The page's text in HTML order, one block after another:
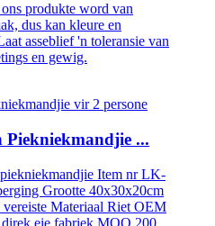
produkte word van
dus kan kleure en
asseblief 'n toleransie van
en gewig.
Piekniekmandjie ...
Item nr LK-
Grootte 40x30x20cm
Materiaal Riet OEM
eie fabriek MOQ 200